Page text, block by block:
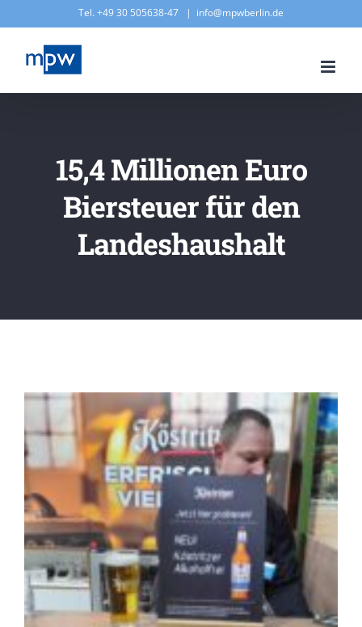
springen
Tel. +49 30 505638-47 | info@mpwberlin.de
15,4 Millionen Euro
Biersteuer für den
Landeshaushalt
Zeige
grösseres
Bild